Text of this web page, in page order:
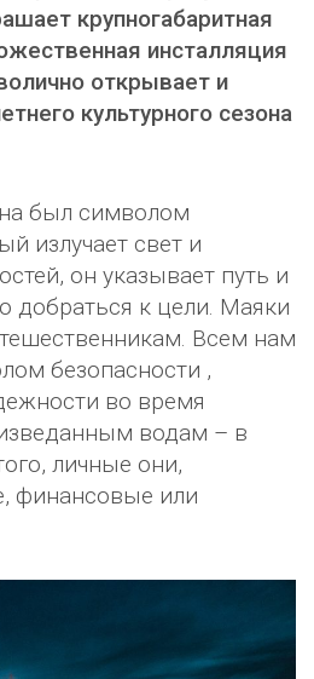
крупногабаритная
инсталляция
открывает и
культурного сезона
был символом
излучает свет и
он указывает путь и
добраться к цели. Маяки
Всем нам
безопасности ,
во время
водам – в
личные они,
финансовые или